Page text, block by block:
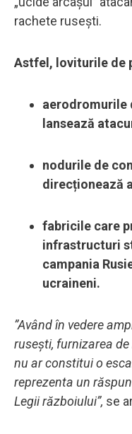
rachete rusești.
Astfel, loviturile de
aerodromurile
lansează
nodurile de
direcționează
fabricile care
infrastructuri
campania
ucraineni.
”Având în vedere
rusești, furnizarea
nu ar constitui o
reprezenta un
Legii războiului”, se